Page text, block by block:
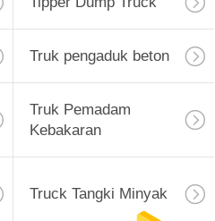
Truk pengaduk beton
Truk Pemadam
Kebakaran
Truck Tangki Minyak